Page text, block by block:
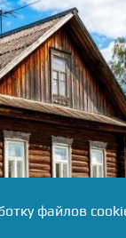
файлов